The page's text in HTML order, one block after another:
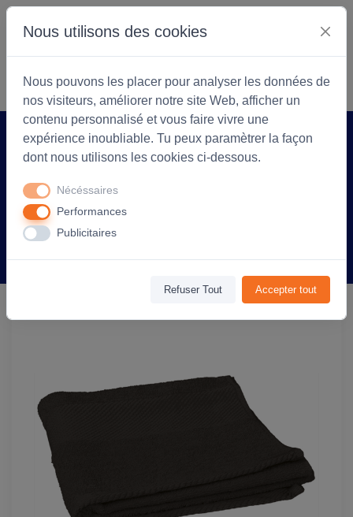
S'identifier Commencer
Accueil Arlea Textiles Produit
en coton 90x50 cm - Noir
Nous utilisons des cookies
Nous pouvons les placer pour analyser les données de
nos visiteurs, améliorer notre site Web, afficher un
contenu personnalisé et vous faire vivre une
expérience inoubliable. Tu peux paramètrer la façon
dont nous utilisons les cookies ci-dessous.
Nécéssaires
Performances
Publicitaires
Refuser Tout Accepter tout